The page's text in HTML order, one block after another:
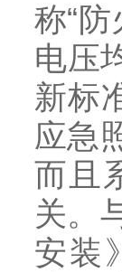
称“
电压
新标
应急
而且
关。
安装